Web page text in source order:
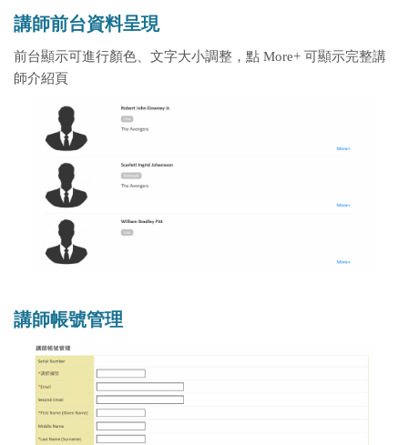
講師前台資料呈現
前台顯示可進行顏色、文字大小調整，點 More+ 可顯示完整講
師介紹頁
講師帳號管理